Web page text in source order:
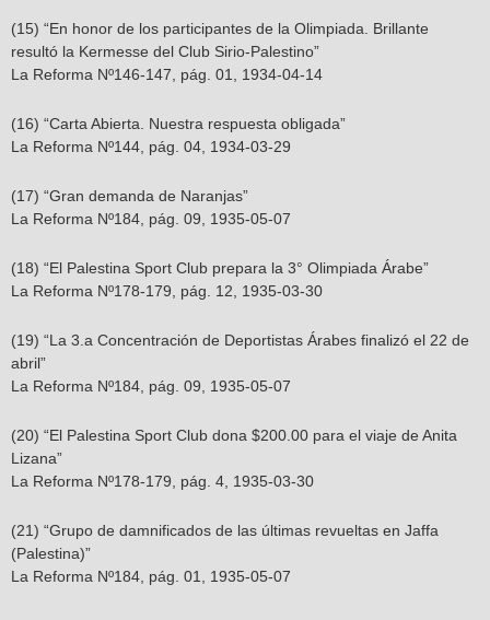
(15) “En honor de los participantes de la Olimpiada. Brillante
resultó la Kermesse del Club Sirio-Palestino”
La Reforma Nº146-147, pág. 01, 1934-04-14
(16) “Carta Abierta. Nuestra respuesta obligada”
La Reforma Nº144, pág. 04, 1934-03-29
(17) “Gran demanda de Naranjas”
La Reforma Nº184, pág. 09, 1935-05-07
(18) “El Palestina Sport Club prepara la 3° Olimpiada Árabe”
La Reforma Nº178-179, pág. 12, 1935-03-30
(19) “La 3.a Concentración de Deportistas Árabes finalizó el 22 de
abril”
La Reforma Nº184, pág. 09, 1935-05-07
(20) “El Palestina Sport Club dona $200.00 para el viaje de Anita
Lizana”
La Reforma Nº178-179, pág. 4, 1935-03-30
(21) “Grupo de damnificados de las últimas revueltas en Jaffa
(Palestina)”
La Reforma Nº184, pág. 01, 1935-05-07